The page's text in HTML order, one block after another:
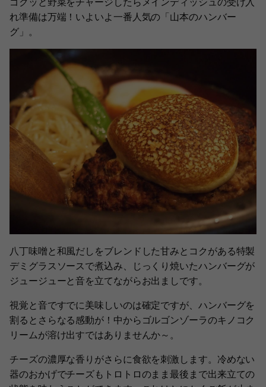
れ準備は万端！いよいよ一番人気の「山本のハンバー
グ」。
八丁味噌と和風だしをブレンドした甘みとコクがある特製
デミグラスソースで煮込み、じっくり焼いたハンバーグが
ジュージューと音を立てながらお出ましです。
視覚と音ですでに美味しいのは確定ですが、ハンバーグを
割るとさらなる感動が！中からゴルゴンゾーラのキノコク
リームが溶け出すではありませんか～。
チーズの濃厚な香りがさらに食欲を刺激します。冷めない
器のおかげでチーズもトロトロのまま最後まで出来立ての